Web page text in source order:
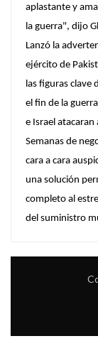
aplastante y
la guerra", dijo
Lanzó la
ejército de
las figuras clave
el fin de la
e Israel atacaran
Semanas de
cara a cara
una solución
completo al
del suministro